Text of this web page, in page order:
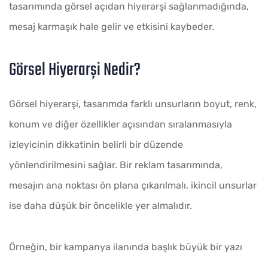
tasarımında görsel açıdan hiyerarşi sağlanmadığında,
mesaj karmaşık hale gelir ve etkisini kaybeder.
Görsel Hiyerarşi Nedir?
Görsel hiyerarşi, tasarımda farklı unsurların boyut, renk,
konum ve diğer özellikler açısından sıralanmasıyla
izleyicinin dikkatinin belirli bir düzende
yönlendirilmesini sağlar. Bir reklam tasarımında,
mesajın ana noktası ön plana çıkarılmalı, ikincil unsurlar
ise daha düşük bir öncelikle yer almalıdır.
Örneğin, bir kampanya ilanında başlık büyük bir yazı